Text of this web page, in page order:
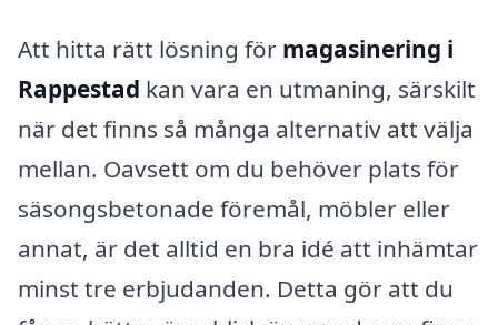
Att hitta rätt lösning för magasinering i
Rappestad kan vara en utmaning, särskilt
när det finns så många alternativ att välja
mellan. Oavsett om du behöver plats för
säsongsbetonade föremål, möbler eller
annat, är det alltid en bra idé att inhämtar
minst tre erbjudanden. Detta gör att du